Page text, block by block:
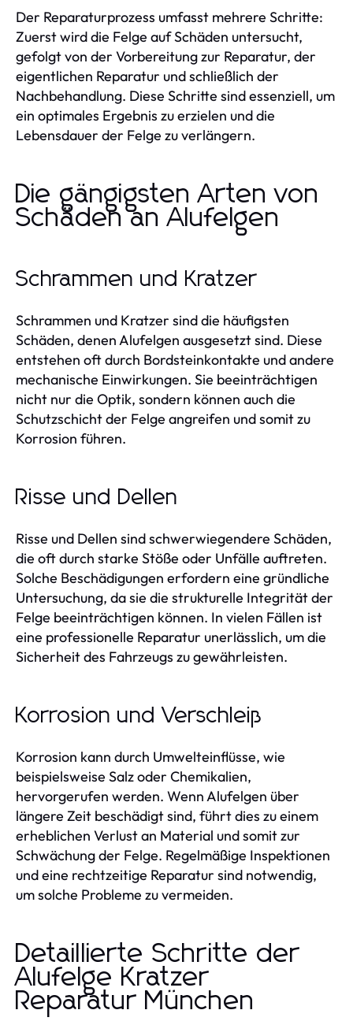
Der Reparaturprozess umfasst mehrere Schritte:
Zuerst wird die Felge auf Schäden untersucht,
gefolgt von der Vorbereitung zur Reparatur, der
eigentlichen Reparatur und schließlich der
Nachbehandlung. Diese Schritte sind essenziell, um
ein optimales Ergebnis zu erzielen und die
Lebensdauer der Felge zu verlängern.
Die gängigsten Arten von
Schäden an Alufelgen
Schrammen und Kratzer
Schrammen und Kratzer sind die häufigsten
Schäden, denen Alufelgen ausgesetzt sind. Diese
entstehen oft durch Bordsteinkontakte und andere
mechanische Einwirkungen. Sie beeinträchtigen
nicht nur die Optik, sondern können auch die
Schutzschicht der Felge angreifen und somit zu
Korrosion führen.
Risse und Dellen
Risse und Dellen sind schwerwiegendere Schäden,
die oft durch starke Stöße oder Unfälle auftreten.
Solche Beschädigungen erfordern eine gründliche
Untersuchung, da sie die strukturelle Integrität der
Felge beeinträchtigen können. In vielen Fällen ist
eine professionelle Reparatur unerlässlich, um die
Sicherheit des Fahrzeugs zu gewährleisten.
Korrosion und Verschleiß
Korrosion kann durch Umwelteinflüsse, wie
beispielsweise Salz oder Chemikalien,
hervorgerufen werden. Wenn Alufelgen über
längere Zeit beschädigt sind, führt dies zu einem
erheblichen Verlust an Material und somit zur
Schwächung der Felge. Regelmäßige Inspektionen
und eine rechtzeitige Reparatur sind notwendig,
um solche Probleme zu vermeiden.
Detaillierte Schritte der
Alufelge Kratzer
Reparatur München